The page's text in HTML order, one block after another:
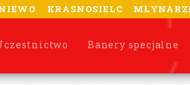
KRASNOSIELC
Banery specjalne